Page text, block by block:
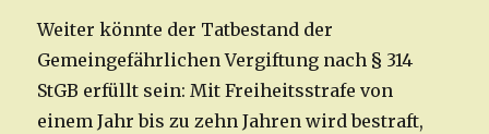
Weiter könnte der Tatbestand der
Gemeingefährlichen Vergiftung nach § 314
StGB erfüllt sein: Mit Freiheitsstrafe von
einem Jahr bis zu zehn Jahren wird bestraft,